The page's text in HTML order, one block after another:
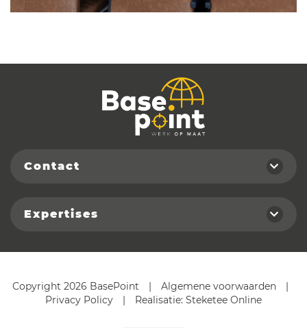
Contact
Expertises
Copyright 2026 BasePoint | Algemene voorwaarden
|
Privacy Policy
| Realisatie: Steketee Online